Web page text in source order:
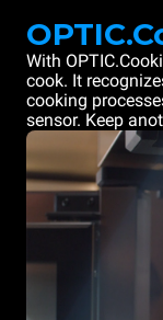
With
cook. It
cooking
sensor. Keep